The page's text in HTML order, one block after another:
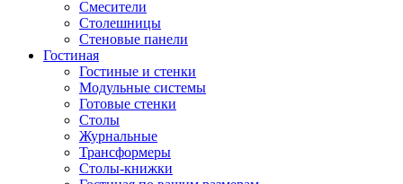
Смесители
Столешницы
Стеновые панели
Гостиная
Гостиные и стенки
Модульные системы
Готовые стенки
Столы
Журнальные
Трансформеры
Столы-книжки